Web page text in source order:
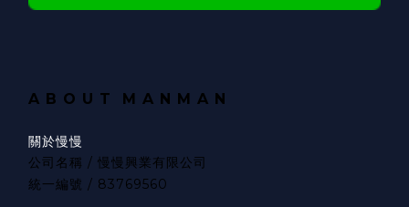
A B O U T M A N M A N
關於慢慢
公司名稱 / 慢慢興業有限公司
統一編號 / 83769560